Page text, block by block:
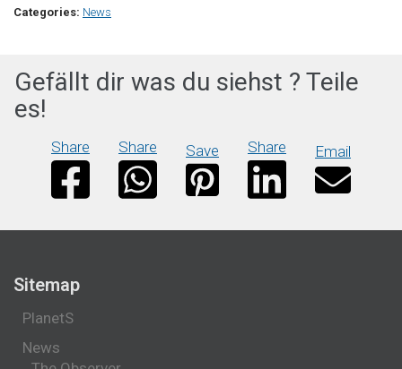
Categories: News
Gefällt dir was du siehst ? Teile
es!
Share Share Save Share Email
Sitemap
PlanetS
News